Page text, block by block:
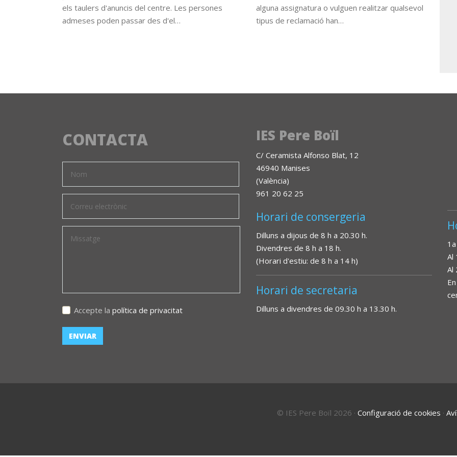
els taulers d'anuncis del centre. Les persones
admeses poden passar des d'el…
alguna assignatura o vulguen realitzar qualsevol
tipus de reclamació han…
CONTACTA
Accepte la política de privacitat
IES Pere Boïl
C/ Ceramista Alfonso Blat, 12
46940 Manises
(València)
961 20 62 25
Horari de consergeria
Dilluns a dijous de 8 h a 20.30 h.
Divendres de 8 h a 18 h.
(Horari d'estiu: de 8 h a 14 h)
Horari de secretaria
Dilluns a divendres de 09.30 h a 13.30 h.
Al
Al
© IES Pere Boïl 2026 · Configuració de cookies ·